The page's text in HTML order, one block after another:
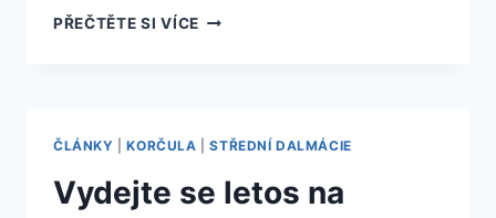
PŘEČTĚTE SI VÍCEVYBERTE
KORČULE
ČLÁNKY |KORČULA |STŘEDNÍ DALMÁCIE
Vydejte se letos na